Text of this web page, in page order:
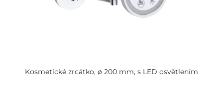
Kosmetické zrcátko, ø 200 mm, s LED osvětlením